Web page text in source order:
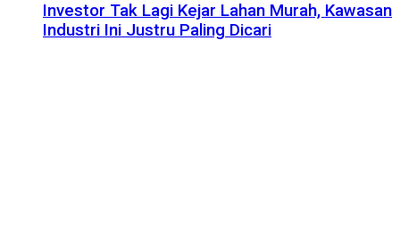
Investor Tak Lagi Kejar Lahan Murah, Kawasan
Industri Ini Justru Paling Dicari